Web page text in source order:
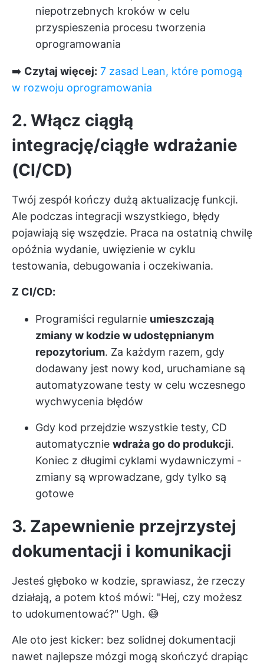
niepotrzebnych kroków w celu
przyspieszenia procesu tworzenia
oprogramowania
➡️ Czytaj więcej: 7 zasad Lean, które pomogą
w rozwoju oprogramowania
2. Włącz ciągłą
integrację/ciągłe wdrażanie
(CI/CD)
Twój zespół kończy dużą aktualizację funkcji.
Ale podczas integracji wszystkiego, błędy
pojawiają się wszędzie. Praca na ostatnią chwilę
opóźnia wydanie, uwięzienie w cyklu
testowania, debugowania i oczekiwania.
Z CI/CD:
Programiści regularnie umieszczają
zmiany w kodzie w udostępnianym
repozytorium. Za każdym razem, gdy
dodawany jest nowy kod, uruchamiane są
automatyzowane testy w celu wczesnego
wychwycenia błędów
Gdy kod przejdzie wszystkie testy, CD
automatycznie wdraża go do produkcji.
Koniec z długimi cyklami wydawniczymi -
zmiany są wprowadzane, gdy tylko są
gotowe
3. Zapewnienie przejrzystej
dokumentacji i komunikacji
Jesteś głęboko w kodzie, sprawiasz, że rzeczy
działają, a potem ktoś mówi: "Hej, czy możesz
to udokumentować?" Ugh. 😅
Ale oto jest kicker: bez solidnej dokumentacji
nawet najlepsze mózgi mogą skończyć drapiąc